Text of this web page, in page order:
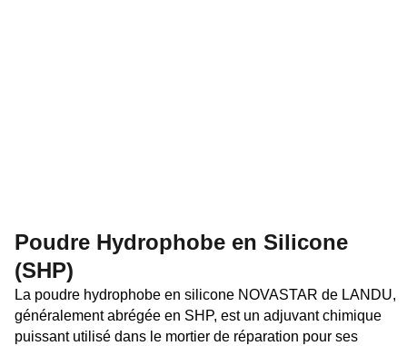
Poudre Hydrophobe en Silicone
(SHP)
La poudre hydrophobe en silicone NOVASTAR de LANDU,
généralement abrégée en SHP, est un adjuvant chimique
puissant utilisé dans le mortier de réparation pour ses